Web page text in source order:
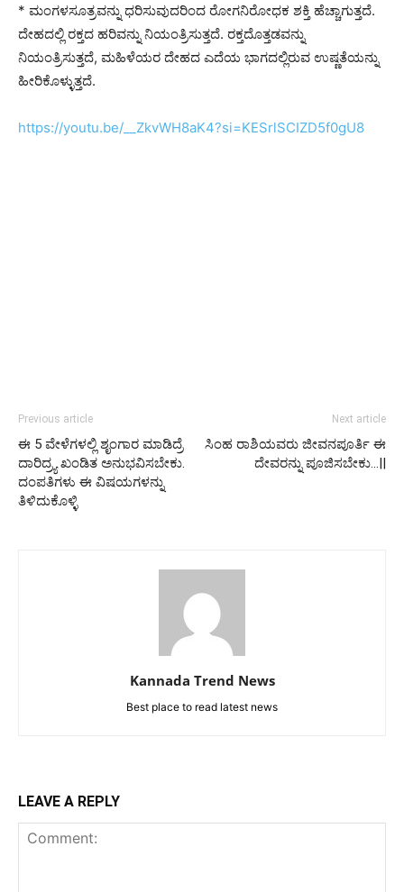
* ಮಂಗಳಸೂತ್ರವನ್ನು ಧರಿಸುವುದರಿಂದ ರೋಗನಿರೋಧಕ ಶಕ್ತಿ ಹೆಚ್ಚಾಗುತ್ತದೆ.
ದೇಹದಲ್ಲಿ ರಕ್ತದ ಹರಿವನ್ನು ನಿಯಂತ್ರಿಸುತ್ತದೆ. ರಕ್ತದೊತ್ತಡವನ್ನು
ನಿಯಂತ್ರಿಸುತ್ತದೆ, ಮಹಿಳೆಯರ ದೇಹದ ಎದೆಯ ಭಾಗದಲ್ಲಿರುವ ಉಷ್ಣತೆಯನ್ನು
ಹೀರಿಕೊಳ್ಳುತ್ತದೆ.
https://youtu.be/__ZkvWH8aK4?si=KESrlSCIZD5f0gU8
Previous article
ಈ 5 ವೇಳೆಗಳಲ್ಲಿ ಶೃಂಗಾರ ಮಾಡಿದ್ರೆ
ದಾರಿದ್ರ್ಯ ಖಂಡಿತ ಅನುಭವಿಸಬೇಕು.
ದಂಪತಿಗಳು ಈ ವಿಷಯಗಳನ್ನು
ತಿಳಿದುಕೊಳ್ಳಿ
Next article
ಸಿಂಹ ರಾಶಿಯವರು ಜೀವನಪೂರ್ತಿ ಈ
ದೇವರನ್ನು ಪೂಜಿಸಬೇಕು…||
Kannada Trend News
Best place to read latest news
LEAVE A REPLY